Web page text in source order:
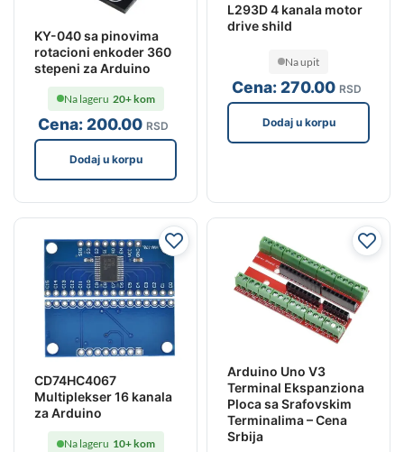
KY-040 sa pinovima
rotacioni enkoder 360
stepeni za Arduino
Cena: 200.00 RSD
Na lageru 20+ kom
Dodaj u korpu
L293D 4 kanala motor
drive shild
Cena: 270.00 RSD
Na upit
Dodaj u korpu
CD74HC4067
Multiplekser 16 kanala
za Arduino
Na lageru 10+ kom
Arduino Uno V3
Terminal Ekspanziona
Ploca sa Srafovskim
Terminalima – Cena
Srbija